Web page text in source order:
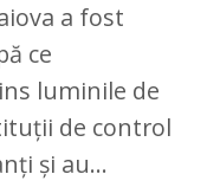
a fost
ce
luminile de
de control
și au…